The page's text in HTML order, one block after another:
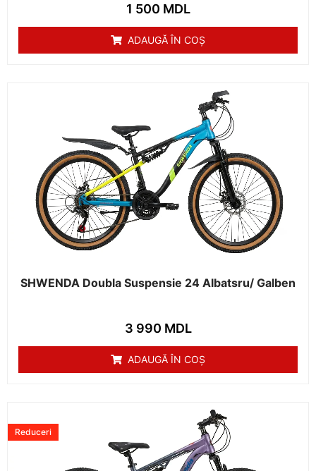
1 500 MDL
ADAUGĂ ÎN COȘ
SHWENDA Doubla Suspensie 24 Albatsru/ Galben
3 990 MDL
ADAUGĂ ÎN COȘ
Reduceri